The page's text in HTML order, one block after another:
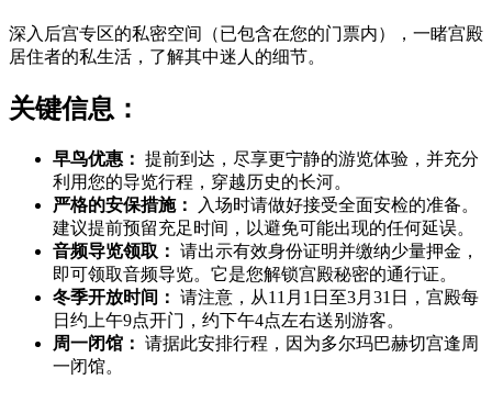
深入后宫专区的私密空间（已包含在您的门票内），一睹宫殿
居住者的私生活，了解其中迷人的细节。
关键信息：
早鸟优惠： 提前到达，尽享更宁静的游览体验，并充分
利用您的导览行程，穿越历史的长河。
严格的安保措施：
入场时请做好接受全面安检的准备。
建议提前预留充足时间，以避免可能出现的任何延误。
音频导览领取： 请出示有效身份证明并缴纳少量押金，
即可领取音频导览。它是您解锁宫殿秘密的通行证。
冬季开放时间： 请注意，从11月1日至3月31日，宫殿每
日约上午9点开门，约下午4点左右送别游客。
周一闭馆： 请据此安排行程，因为多尔玛巴赫切宫逢周
一闭馆。